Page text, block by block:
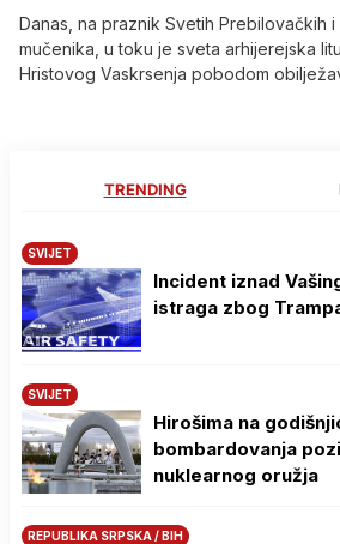
Danas, na praznik Svetih Prebilovačkih
mučenika, u toku je sveta arhijerejska
Hristovog Vaskrsenja pobodom
TRENDING
SVIJET
Incident iznad
istraga zbog
SVIJET
Hirošima na
bombardovanja
nuklearnog oružja
REPUBLIKA SRPSKA / BIH